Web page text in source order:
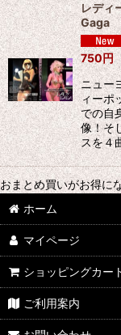
レディ
Gaga
750円
ニュー
ィーポ
での自
像！そ
スを４
おまとめ買いがお得に
ホーム
マイページ
ショッピングカー
ご利用案内